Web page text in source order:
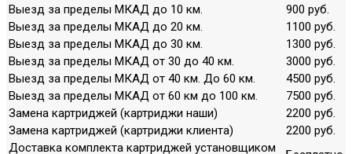
Выезд за пределы МКАД до 10 км.
900 руб.
Выезд за пределы МКАД до 20 км.
1100 руб.
Выезд за пределы МКАД до 30 км.
1300 руб.
Выезд за пределы МКАД от 30 до 40 км.
3000 руб.
Выезд за пределы МКАД от 40 км. До 60 км.
4500 руб.
Выезд за пределы МКАД от 60 км до 100 км.
7500 руб.
Замена картриджей (картриджи наши)
2200 руб.
Замена картриджей (картриджи клиента)
2200 руб.
Доставка комплекта картриджей установщиком